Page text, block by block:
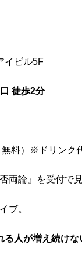
イビル5F
徒歩2分
料）※ドリンク
両論』を受付で
ブ。
る人が増え続け